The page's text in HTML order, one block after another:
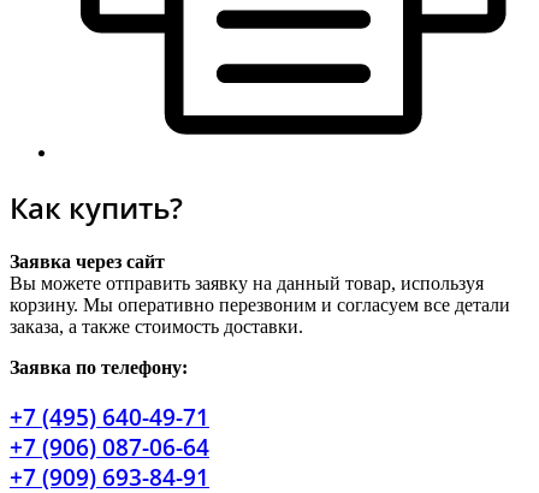
Как купить?
Заявка через сайт
Вы можете отправить заявку на данный товар, используя
корзину. Мы оперативно перезвоним и согласуем все детали
заказа, а также стоимость доставки.
Заявка по телефону:
+7 (495) 640-49-71
+7 (906) 087-06-64
+7 (909) 693-84-91